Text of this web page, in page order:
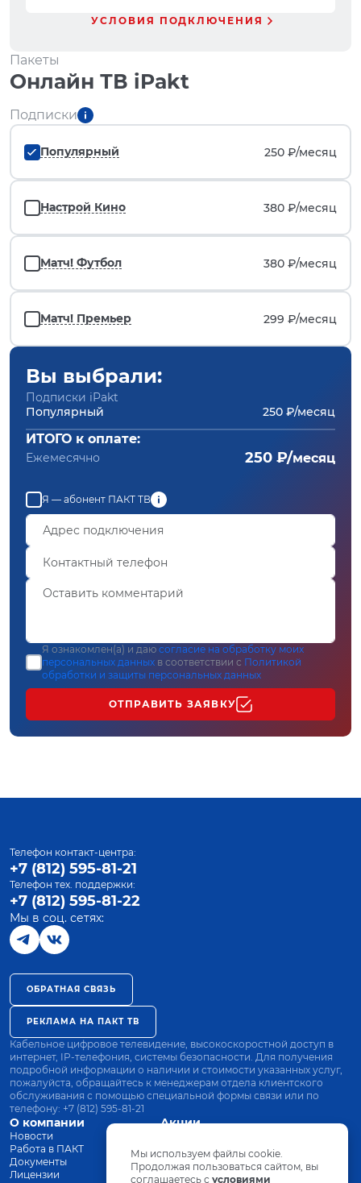
УСЛОВИЯ ПОДКЛЮЧЕНИЯ
Пакеты
Онлайн ТВ iPakt
Подписки
Популярный 250 ₽/месяц
Настрой Кино 380 ₽/месяц
Матч! Футбол 380 ₽/месяц
Матч! Премьер 299 ₽/месяц
Вы выбрали:
Подписки iPakt
Популярный
250 ₽/месяц
ИТОГО к оплате:
Ежемесячно 250 ₽/месяц
Я — абонент ПАКТ ТВ
Я ознакомлен(а) и даю согласие на обработку моих
персональных данных в соответствии с Политикой
обработки и защиты персональных данных
ОТПРАВИТЬ ЗАЯВКУ
О компании
Новости
Работа в ПАКТ
Документы
Лицензии
Акции
Оплата
Оборудование
Телефон контакт-центра:
+7 (812) 595-81-21
Телефон тех. поддержки:
+7 (812) 595-81-22
Мы в соц. сетях:
ОБРАТНАЯ СВЯЗЬ
РЕКЛАМА НА ПАКТ ТВ
Кабельное цифровое телевидение, высокоскоростной доступ в
интернет, IP-телефония, системы безопасности. Для получения
подробной информации о наличии и стоимости указанных услуг,
пожалуйста, обращайтесь к менеджерам отдела клиентского
обслуживания с помощью специальной формы связи или по
телефону: +7 (812) 595-81-21
Мы используем файлы cookie.
Продолжая пользоваться сайтом, вы
соглашаетесь с условиями